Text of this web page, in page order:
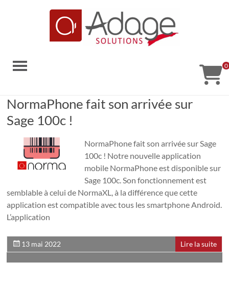
Adage
Solutions
code-
barres
0
NormaPhone fait son arrivée sur
Sage 100c !
NormaPhone fait son arrivée sur Sage
100c ! Notre nouvelle application
mobile NormaPhone est disponible sur
Sage 100c. Son fonctionnement est
semblable à celui de NormaXL, à la différence que cette
application est compatible avec tous les smartphone Android.
L’application
13 mai 2022 Lire la suite